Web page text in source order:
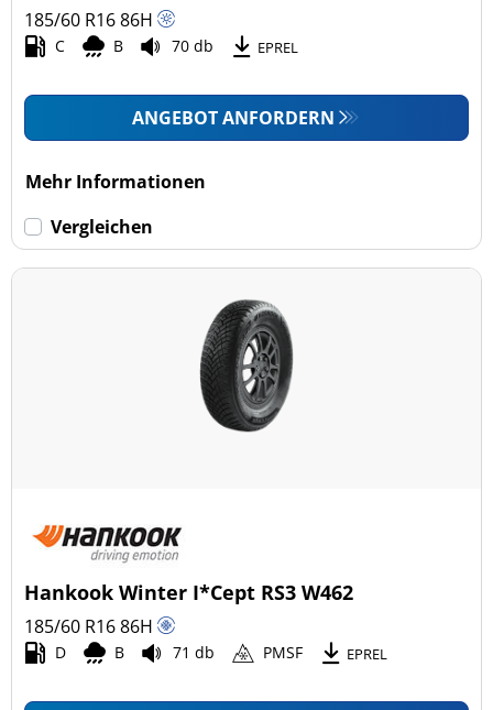
185/60 R1686H
C B 70 db EPREL
ANGEBOT ANFORDERN
Mehr Informationen
Vergleichen
Hankook Winter I*Cept RS3 W462
185/60 R1686H
D B 71 db PMSF EPREL